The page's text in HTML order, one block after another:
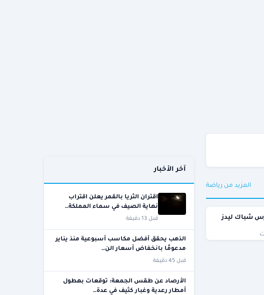
المزيد من رياضة
آخر الأخبار
اقتران الثريا بالقمر يعلن اقتراب
نهاية الصيف في سماء المملكة…
قبل 13 دقيقة
الذهب يحقق أفضل مكاسب أسبوعية منذ يناير
مدعومًا بانخفاض أسعار الن…
قبل 45 دقيقة
الأرصاد عن طقس الجمعة: توقعات بهطول
أمطار رعدية وغبار كثيف في عدة…